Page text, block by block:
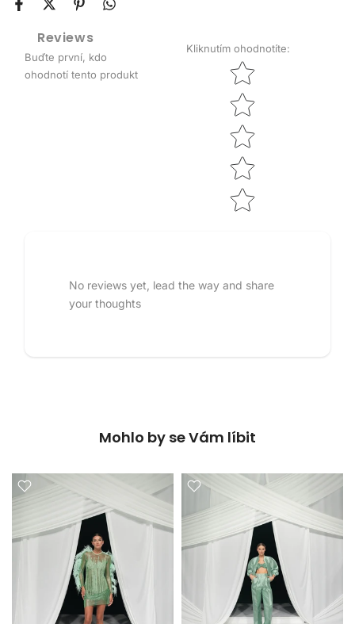
Reviews
Buďte první, kdo
ohodnotí tento produkt
Kliknutím ohodnotíte:
Star rating
No reviews yet, lead the way and share
your thoughts
Mohlo by se Vám líbit